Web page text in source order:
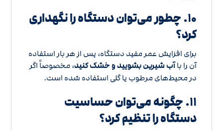
۱۰. چطور می‌توان دستگاه را نگهداری
کرد؟
برای افزایش عمر مفید دستگاه، پس از هر بار استفاده
آن را باآب شیرین بشویید و خشک کنید، مخصوصاً اگر
در محیط‌های مرطوب یا گلی استفاده شده است.
۱۱. چگونه می‌توان حساسیت
دستگاه را تنظیم کرد؟